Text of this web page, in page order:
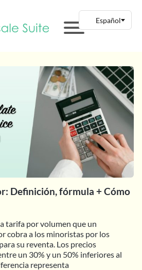
Definición, fórmula + Cómo
tarifa por volumen que un
cobra a los minoristas por los
su reventa. Los precios
un 30% y un 50% inferiores al
representa